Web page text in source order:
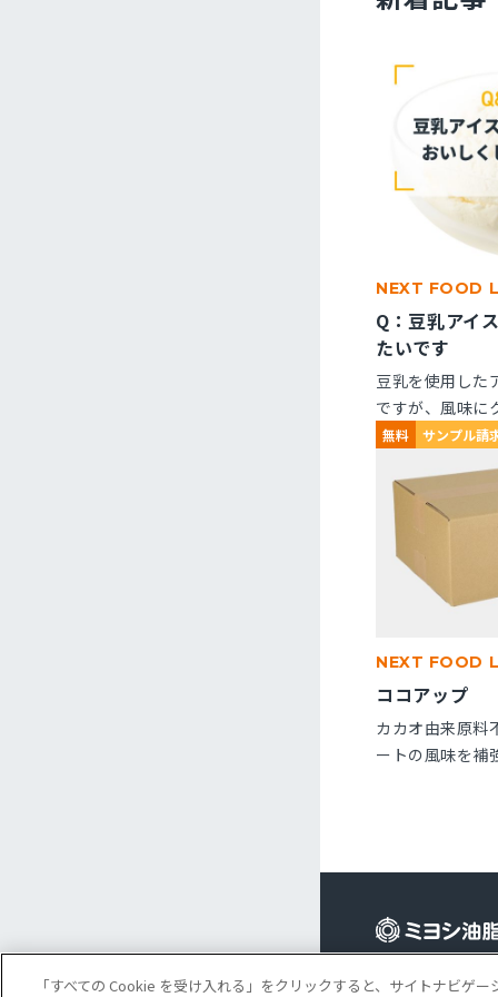
NEXT FOOD
Q：豆乳アイ
たいです
豆乳を使用した
ですが、風味に
くなりません
無料 サンプル請
NEXT FOOD
ココアップ
カカオ由来原料
ートの風味を補
「すべての Cookie を受け入れる」をクリックすると、サイトナビゲ